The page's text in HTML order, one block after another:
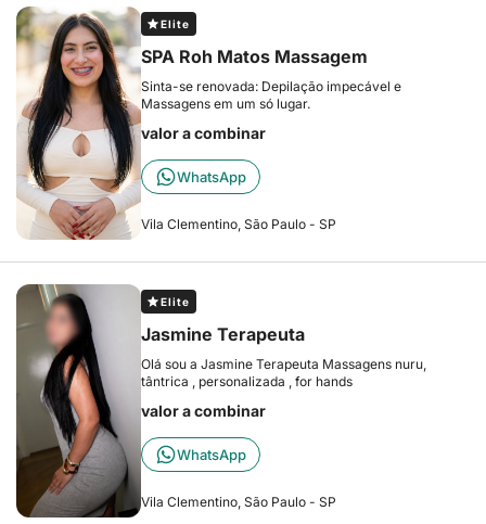
Elite
SPA Roh Matos Massagem
Sinta-se renovada: Depilação impecável e
Massagens em um só lugar.
valor a combinar
WhatsApp
Vila Clementino, São Paulo - SP
Elite
Jasmine Terapeuta
Olá sou a Jasmine Terapeuta Massagens nuru,
tântrica , personalizada , for hands
valor a combinar
WhatsApp
Vila Clementino, São Paulo - SP